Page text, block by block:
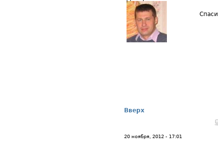
Вверх
20 ноября, 2012 - 17:01